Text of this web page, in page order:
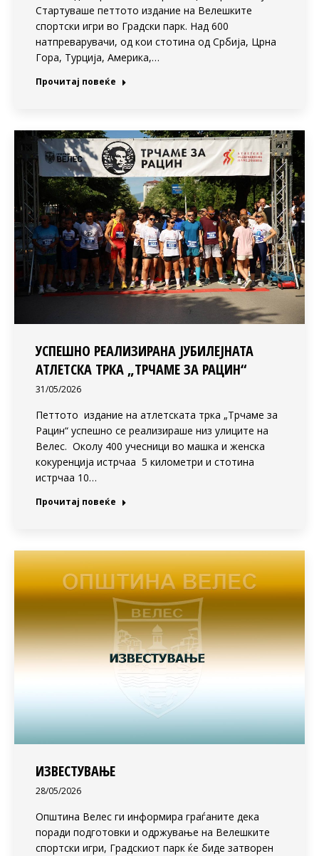
Стартуваше петтото издание на Велешките
спортски игри во Градски парк. Над 600
натпреварувачи, од кои стотина од Србија, Црна
Гора, Турција, Америка,…
Прочитај повеќе
УСПЕШНО РЕАЛИЗИРАНА ЈУБИЛЕЈНАТА
АТЛЕТСКА ТРКА „ТРЧАМЕ ЗА РАЦИН“
31/05/2026
Петтото издание на атлетската трка „Трчаме за
Рацин“ успешно се реализираше низ улиците на
Велес. Околу 400 учесници во машка и женска
кокуренција истрчаа 5 километри и стотина
истрчаа 10…
Прочитај повеќе
ИЗВЕСТУВАЊЕ
28/05/2026
Општина Велес ги информира граѓаните дека
поради подготовки и одржување на Велешките
спортски игри, Градскиот парк ќе биде затворен